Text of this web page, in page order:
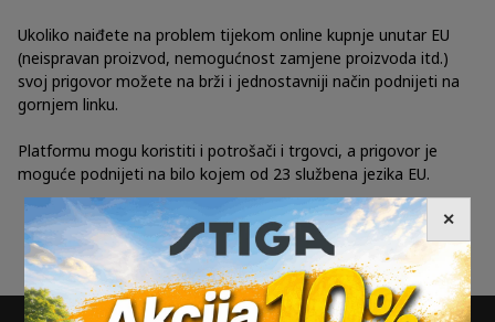
Ukoliko naiđete na problem tijekom online kupnje unutar EU
(neispravan proizvod, nemogućnost zamjene proizvoda itd.)
svoj prigovor možete na brži i jednostavniji način podnijeti na
gornjem linku.
Platformu mogu koristiti i potrošači i trgovci, a prigovor je
moguće podnijeti na bilo kojem od 23 službena jezika EU.
✕